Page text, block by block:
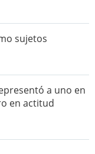
sujetos
a uno en
en actitud